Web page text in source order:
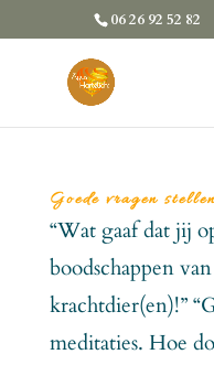
06 26 92 52 82
Goede vragen
“Wat gaaf dat jij
boodschappen
krachtdier(en)!”
meditaties. Hoe